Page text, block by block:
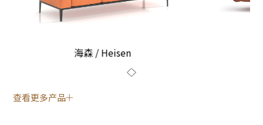
海森 / Heisen
查看更多产品